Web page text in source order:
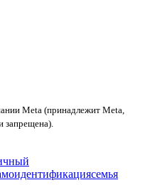
Meta (принадлежит Meta,
запрещена).
семья